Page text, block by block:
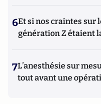
6Et si nos craintes sur
génération Z étaient
7L’anesthésie sur
tout avant une